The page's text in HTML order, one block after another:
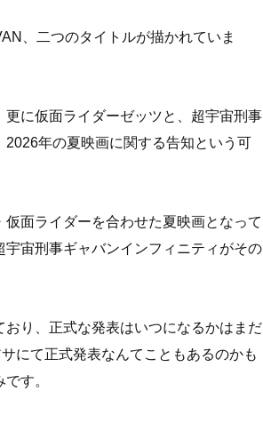
、二つのタイトルが描かれていま
に仮面ライダーゼッツと、超宇宙刑事
年の夏映画に関する告知という可
面ライダーを合わせた夏映画となって
宙刑事ギャバンインフィニティがその
り、正式な発表はいつになるかはまだ
にて正式発表なんてこともあるのかも
す。